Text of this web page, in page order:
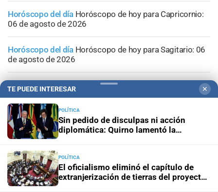
Horóscopo del día Horóscopo de hoy para Capricornio:
06 de agosto de 2026
Horóscopo del día Horóscopo de hoy para Sagitario: 06
de agosto de 2026
Horóscopo del díaHoróscopo de hoy para Escorpio: 06
TE PUEDE INTERESAR ✕
POLÍTICA
Sin pedido de disculpas ni acción
diplomática: Quirno lamentó la
POLÍTICA
El oficialismo eliminó el capítulo de
extranjerización de tierras del proyecto